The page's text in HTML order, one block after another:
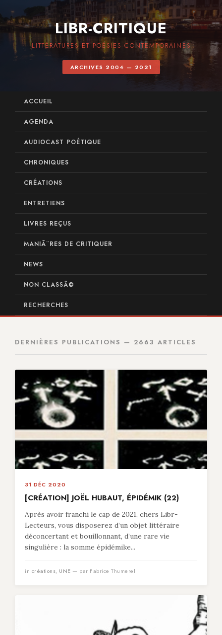
LIBR-CRITIQUE
LITTÉRATURES ET POÉSIES CONTEMPORAINES
ARCHIVES 2004 — 2021
ACCUEIL
AGENDA
AUDIOCAST POÉTIQUE
CHRONIQUES
CRÉATIONS
ENTRETIENS
LIVRES REÇUS
MANIÃ¨RES DE CRITIQUER
NEWS
NON CLASSÃ©
RECHERCHES
DERNIÈRES PUBLICATIONS — 2663 ARTICLES
31 DÉC 2020
[CRÉATION] JOËL HUBAUT, ÉPIDÉMIK (22)
Après avoir franchi le cap de 2021, chers Libr-
Lecteurs, vous disposerez d’un objet littéraire
déconcertant et bouillonnant, d’une rare vie
singulière : la somme épidémike...
in créations, UNE — par Fabrice Thumerel